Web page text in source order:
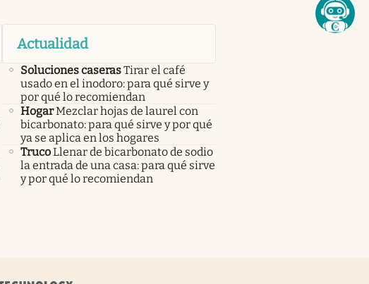
Actualidad
Soluciones caserasTirar el café
usado en el inodoro: para qué sirve y
por qué lo recomiendan
HogarMezclar hojas de laurel con
bicarbonato: para qué sirve y por qué
ya se aplica en los hogares
TrucoLlenar de bicarbonato de sodio
la entrada de una casa: para qué sirve
y por qué lo recomiendan